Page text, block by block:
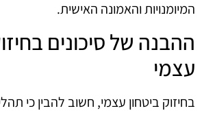
המיומנויות והאמונה האישית.
ההבנה של סיכונים
עצמי
בחיזוק ביטחון עצמי, חשוב להבין כי